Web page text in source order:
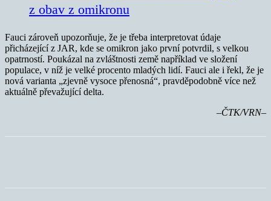
z obav z omikronu
Fauci zároveň upozorňuje, že je třeba interpretovat údaje
přicházející z JAR, kde se omikron jako první potvrdil, s velkou
opatrností. Poukázal na zvláštnosti země například ve složení
populace, v níž je velké procento mladých lidí. Fauci ale i řekl, že je
nová varianta „zjevně vysoce přenosná“, pravděpodobně více než
aktuálně převažující delta.
–ČTK/VRN–